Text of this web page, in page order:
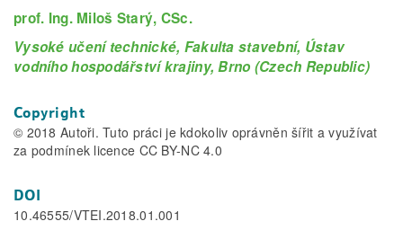
prof. Ing. Miloš Starý, CSc.
Vysoké učení technické, Fakulta stavební, Ústav
vodního hospodářství krajiny, Brno (Czech Republic)
Copyright
© 2018 Autoři. Tuto práci je kdokoliv oprávněn šířit a využívat
za podmínek licence CC BY-NC 4.0
DOI
10.46555/VTEI.2018.01.001